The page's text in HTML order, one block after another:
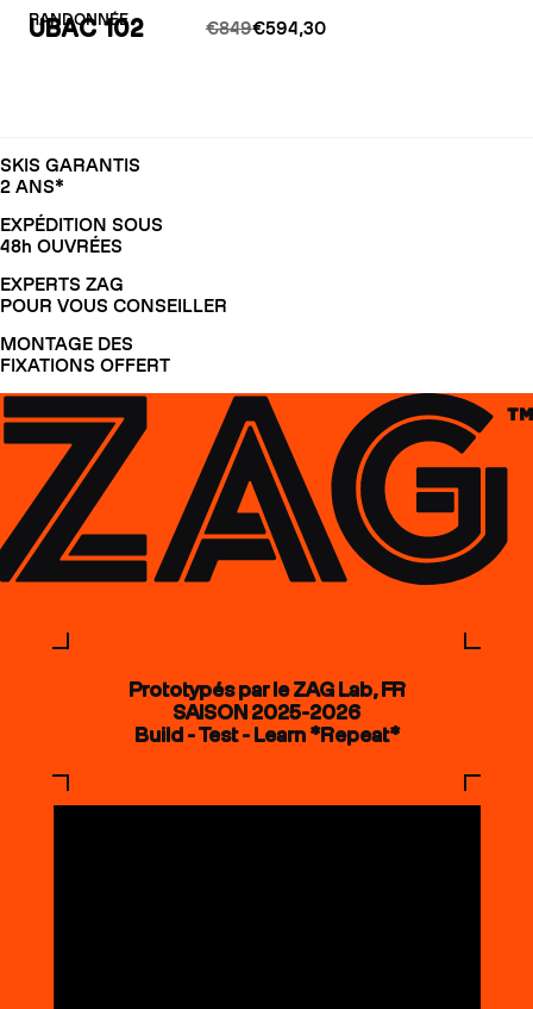
RANDONNÉE
UBAC 102 €849€594,30
SKIS GARANTIS
2 ANS*
EXPÉDITION SOUS
48h OUVRÉES
EXPERTS ZAG
POUR VOUS CONSEILLER
MONTAGE DES
FIXATIONS OFFERT
Prototypés par le ZAG Lab, FR
SAISON 2025-2026
Build - Test - Learn *Repeat*